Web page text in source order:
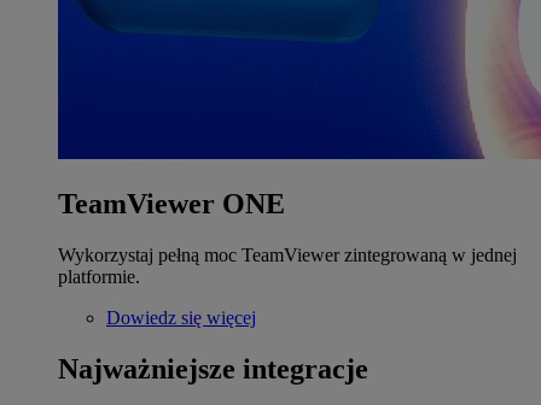
TeamViewer ONE
Wykorzystaj pełną moc TeamViewer zintegrowaną w jednej
platformie.
Dowiedz się więcej
Najważniejsze integracje